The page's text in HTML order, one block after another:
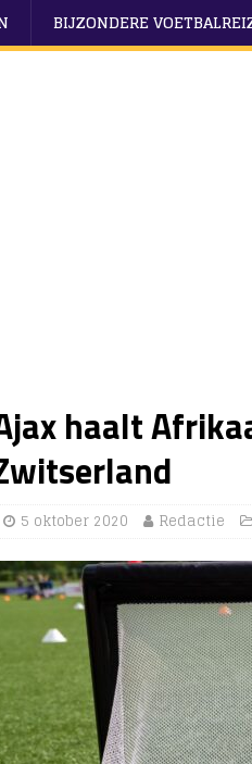
BIJZONDERE
haalt
5 oktober 2020 Redactie